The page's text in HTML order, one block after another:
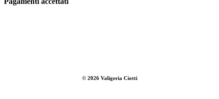
© 2026Valigeria Ciotti